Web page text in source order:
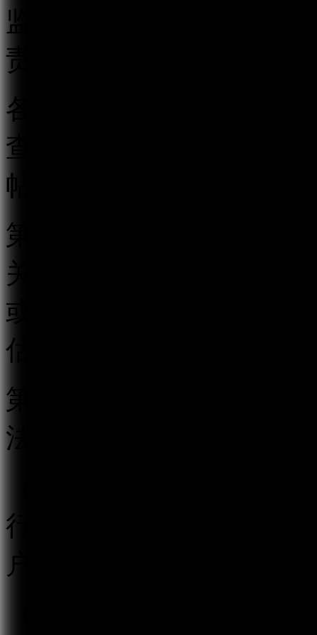
监督管理执法工作。地
责本行政区域的跟帖评
各级互联网信息办公室
查相结合的监督管理制
帖评论服务行为。
第四条 跟帖评论服务提
关的跟帖评论新产品、
或者省、自治区、直辖
估。
第五条 跟帖评论服务提
法履行以下义务：
行真实身份信息认证，
户提供跟帖评论服务。